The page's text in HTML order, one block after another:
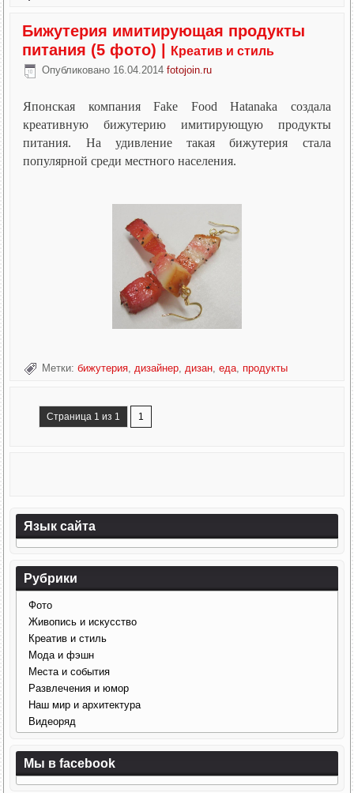
Бижутерия имитирующая продукты
питания (5 фото)
Креатив и стиль
Опубликовано 16.04.2014 fotojoin.ru
Японская компания Fake Food Hatanaka создала
креативную бижутерию имитирующую продукты
питания. На удивление такая бижутерия стала
популярной среди местного населения.
Метки: бижутерия дизайнер дизан ,еда продукты
Страница 1 из 1 1
Язык сайта
Рубрики
Фото
Живопись и искусство
Креатив и стиль
Мода и фэшн
Места и события
Развлечения и юмор
Наш мир и архитектура
Видеоряд
Мы в facebook